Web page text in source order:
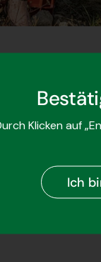
Vom Weinberg
Klicken auf
Ich